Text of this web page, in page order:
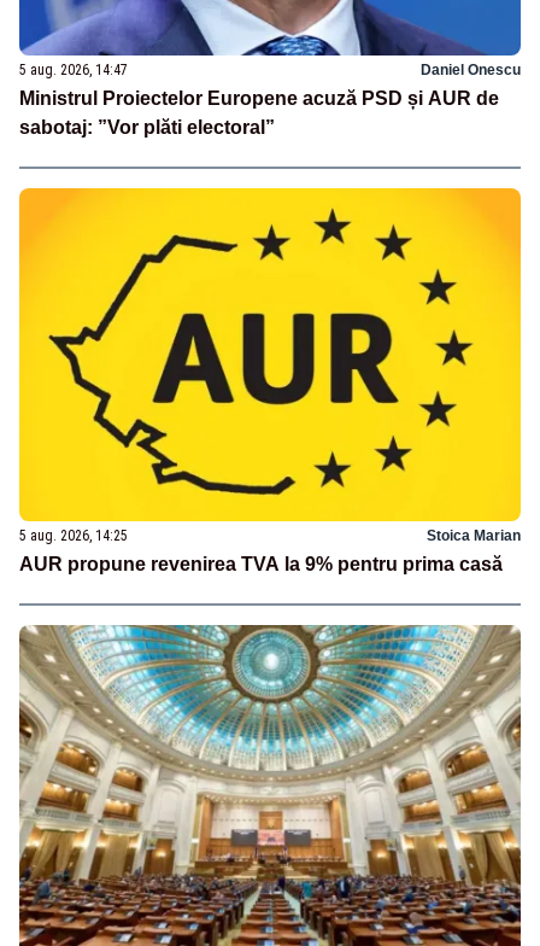
5 aug. 2026, 14:47 Daniel Onescu
Ministrul Proiectelor Europene acuză PSD și AUR de
sabotaj: ”Vor plăti electoral”
5 aug. 2026, 14:25 Stoica Marian
AUR propune revenirea TVA la 9% pentru prima casă